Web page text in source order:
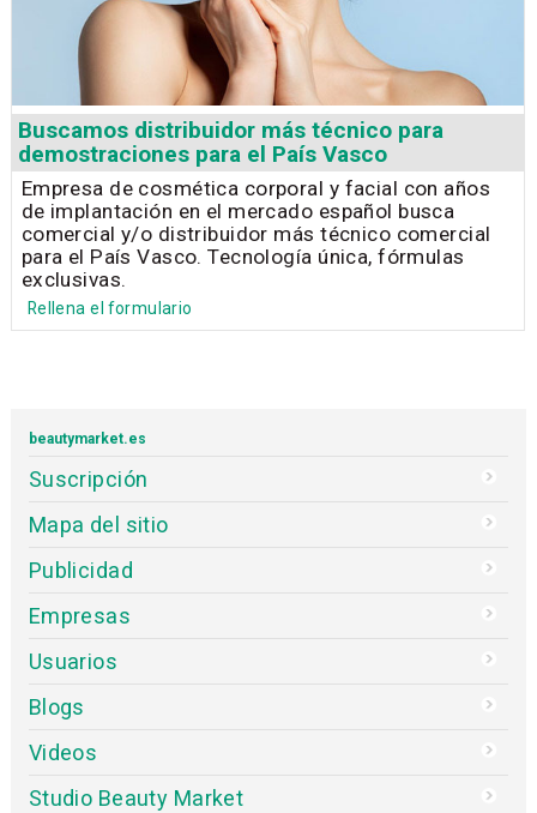
Buscamos distribuidor más técnico para
demostraciones para el País Vasco
Empresa de cosmética corporal y facial con años
de implantación en el mercado español busca
comercial y/o distribuidor más técnico comercial
para el País Vasco. Tecnología única, fórmulas
exclusivas.
Rellena el formulario
beautymarket.es
Suscripción
Mapa del sitio
Publicidad
Empresas
Usuarios
Blogs
Videos
Studio Beauty Market